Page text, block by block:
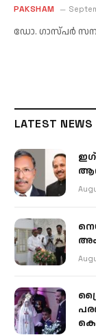
PAKSHAM
ഡോ. ഗാസ്പര്‍
LATEST NEWS